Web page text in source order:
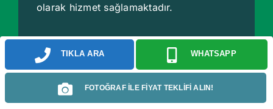
olarak hizmet sağlamaktadır.
Hakkımızda
Hizmet Bölgeleri
Hizmetlerimiz
TIKLA ARA WHATSAPP
FOTOĞRAF İLE FİYAT TEKLİFİ ALIN!